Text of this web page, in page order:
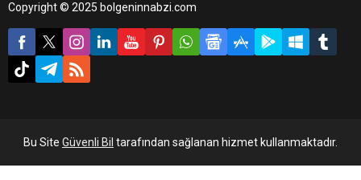
Copyright © 2025 bolgeninnabzi.com
Bu Site Güvenli Bil tarafından sağlanan hizmet kullanmaktadır.